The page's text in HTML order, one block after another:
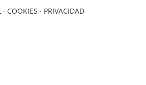
· COOKIES · PRIVACIDAD